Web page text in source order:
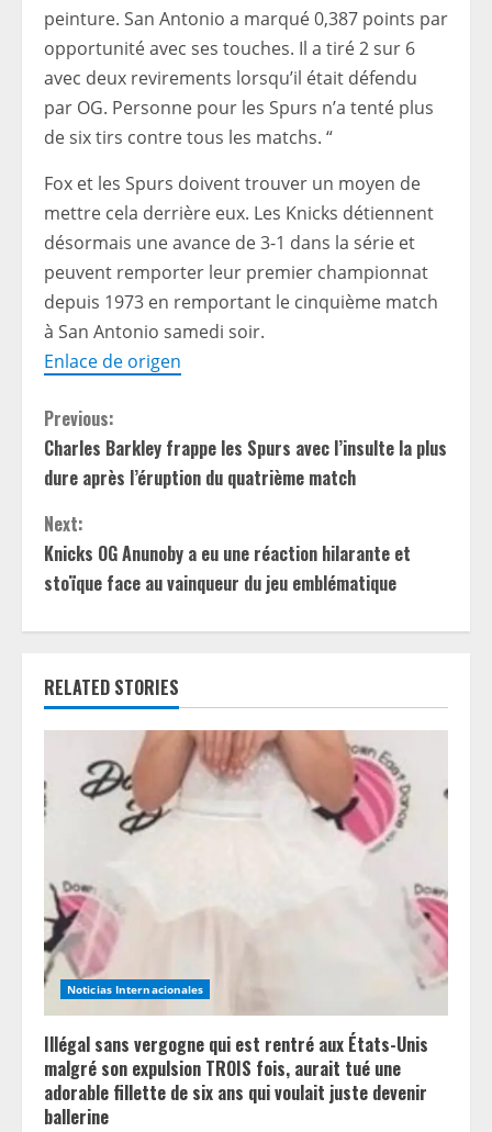
peinture. San Antonio a marqué 0,387 points par
opportunité avec ses touches. Il a tiré 2 sur 6
avec deux revirements lorsqu’il était défendu
par OG. Personne pour les Spurs n’a tenté plus
de six tirs contre tous les matchs. “
Fox et les Spurs doivent trouver un moyen de
mettre cela derrière eux. Les Knicks détiennent
désormais une avance de 3-1 dans la série et
peuvent remporter leur premier championnat
depuis 1973 en remportant le cinquième match
à San Antonio samedi soir.
Enlace de origen
C
o
n
t
u
R
a
d
i
n
g
Previous:
Charles Barkley frappe les Spurs avec l’insulte la plus
dure après l’éruption du quatrième match
Next:
Knicks OG Anunoby a eu une réaction hilarante et
stoïque face au vainqueur du jeu emblématique
RELATED STORIES
Noticias Internacionales
Illégal sans vergogne qui est rentré aux États-Unis
malgré son expulsion TROIS fois, aurait tué une
adorable fillette de six ans qui voulait juste devenir
ballerine